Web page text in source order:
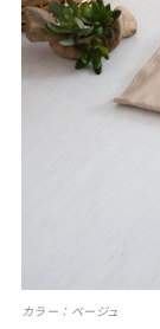
カラー：ベージュ